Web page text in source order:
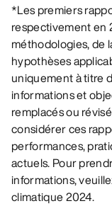
*Les premiers
respectivement en
méthodologies, de
hypothèses
uniquement à titre
informations et
remplacés ou
considérer ces
performances,
actuels. Pour
informations,
climatique 2024.